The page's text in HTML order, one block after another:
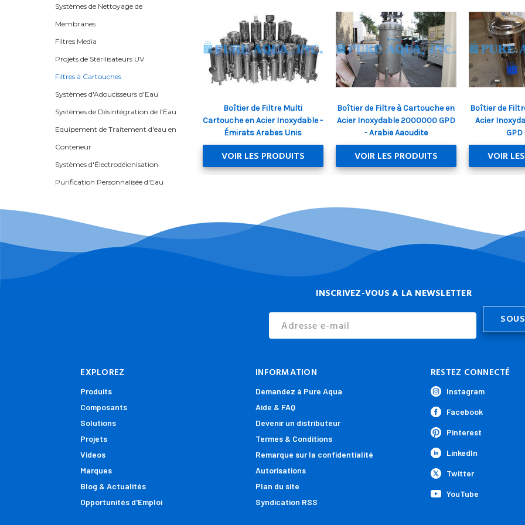
Systèmes de Nettoyage de
Membranes
Filtres Media
Projets de Stérilisateurs UV
Filtres à Cartouches
Systèmes d'Adoucisseurs d'Eau
Systèmes de Désintégration de l'Eau
Equipement de Traitement d'eau en
Conteneur
Systèmes d'Électrodéionisation
Purification Personnalisée d'Eau
Boîtier de Filtre Multi
Cartouche en Acier Inoxydable -
Émirats Arabes Unis
VOIR LES PRODUITS
Boîtier de Filtre à Cartouche en
Acier Inoxydable 2000000 GPD
- Arabie Aaoudite
VOIR LES PRODUITS
Boîtier de
Acier
VOIR
INSCRIVEZ-VOUS A LA NEWSLETTER
Email
Address
EXPLOREZ
Produits
Composants
Solutions
Projets
Videos
Marques
Blog & Actualités
Opportunités d'Emploi
INFORMATION
Demandez à Pure Aqua
Aide & FAQ
Devenir un distributeur
Termes & Conditions
Remarque sur la confidentialité
Autorisations
Plan du site
Syndication RSS
RESTEZ CONNECTÉ
Instagram
Facebook
Pinterest
LinkedIn
Twitter
YouTube